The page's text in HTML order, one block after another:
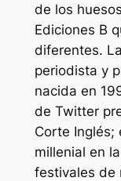
de los
Ediciones B
diferentes.
periodista y
nacida en
de Twitter
Corte Inglés;
millenial en
festivales de